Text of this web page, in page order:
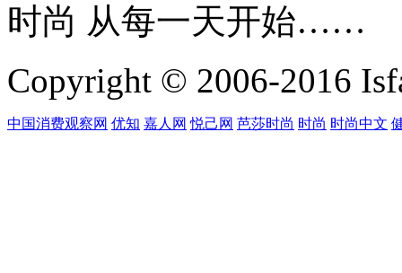
时尚 从每一天开始……
Copyright © 2006-2016
中国消费观察网 优知 嘉人网 悦己网 芭莎时尚 时尚 时尚中文